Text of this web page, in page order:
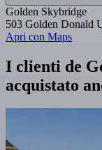
Golden Skybridge
503 Golden Donald
Apri con Maps
I clienti de
acquistato